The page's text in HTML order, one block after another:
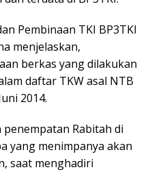
Pembinaan TKI BP3TKI
menjelaskan,
berkas yang dilakukan
daftar TKW asal NTB
2014.
Rabitah di
yang menimpanya akan
saat menghadiri